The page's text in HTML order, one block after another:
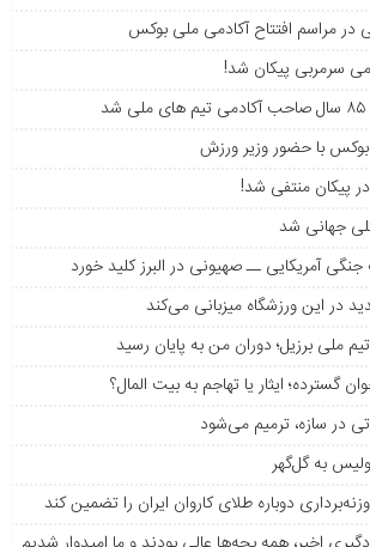
مراسم افتتاح آکادمی ملی بوکس
سرمربی پیکان شد!
بوکس با حضور وزیر ورزش
پیکان منتفی شد!
جهانی شد
آمریکایی ــ صهیونی در البرز کلید خورد
در این ورزشگاه میزبانی می‌کند
ملی برزیل؛ دوران من به پایان رسید
گسترده؛ ایثار یا تهاجم به بیت المال؟
به ‌گل‌گهر
دوباره طلای کاروان ایران را تضمین کند